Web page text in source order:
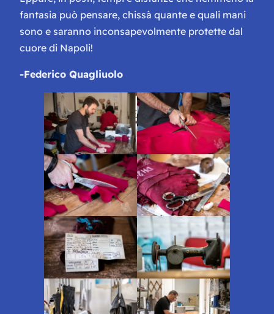
fantasia può pensare, chissà quante e quali mani
sono e saranno inconsapevolmente protette dal
cuore di Napoli!
-Federico Quagliuolo